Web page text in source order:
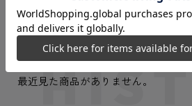
最近見た商品
最近見た商品がありません。